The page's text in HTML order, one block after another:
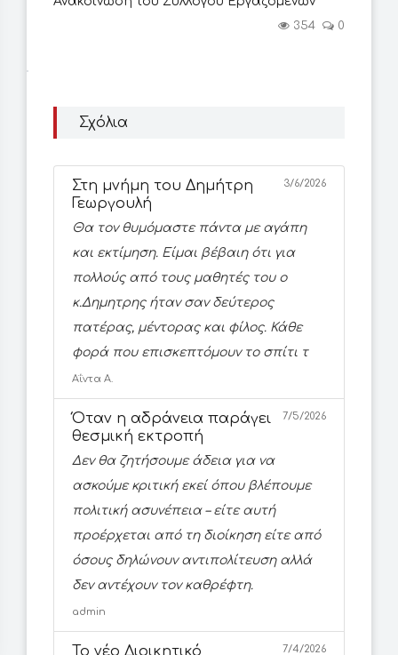
354 0
Σχόλια
Στη μνήμη του Δημήτρη
Γεωργουλή
3/6/2026
Θα τον θυμόμαστε πάντα με αγάπη
και εκτίμηση. Είμαι βέβαιη ότι για
πολλούς από τους μαθητές του ο
κ.Δημητρης ήταν σαν δεύτερος
πατέρας, μέντορας και φίλος. Κάθε
φορά που επισκεπτόμουν το σπίτι τ
Αΐντα Α.
Όταν η αδράνεια παράγει
θεσμική εκτροπή
7/5/2026
Δεν θα ζητήσουμε άδεια για να
ασκούμε κριτική εκεί όπου βλέπουμε
πολιτική ασυνέπεια – είτε αυτή
προέρχεται από τη διοίκηση είτε από
όσους δηλώνουν αντιπολίτευση αλλά
δεν αντέχουν τον καθρέφτη.
admin
Το νέο Διοικητικό 7/4/2026